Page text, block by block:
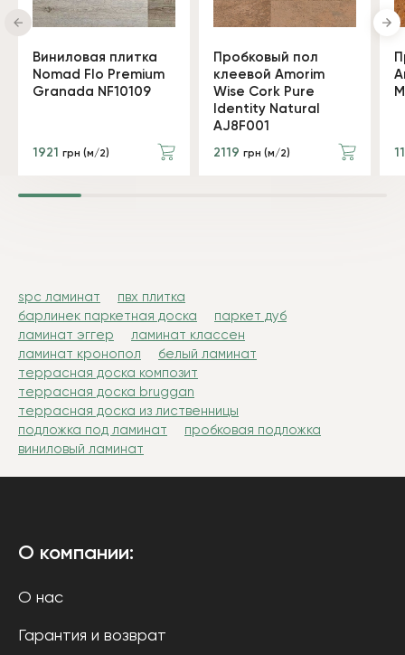
Виниловая плитка
Nomad Flo Premium
Granada NF10109
1921 грн (м/2)
Пробковый пол
клеевой Amorim
Wise Cork Pure
Identity Natural
AJ8F001
2119 грн (м/2)
spc ламинат
пвх плитка
барлинек паркетная доска
паркет дуб
ламинат эггер
ламинат классен
ламинат кронопол
белый ламинат
террасная доска композит
террасная доска bruggan
террасная доска из лиственницы
подложка под ламинат
пробковая подложка
виниловый ламинат
О компании:
О нас
Гарантия и возврат